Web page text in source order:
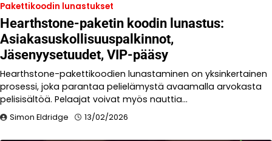
Pakettikoodin lunastukset
Hearthstone-paketin koodin lunastus:
Asiakasuskollisuuspalkinnot,
Jäsenyysetuudet, VIP-pääsy
Hearthstone-pakettikoodien lunastaminen on yksinkertainen
prosessi, joka parantaa pelielämystä avaamalla arvokasta
pelisisältöä. Pelaajat voivat myös nauttia…
Simon Eldridge 13/02/2026